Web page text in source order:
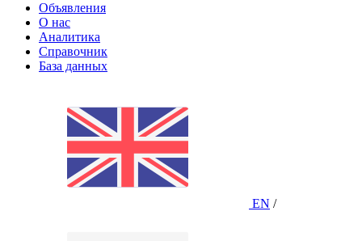
Объявления
О нас
Аналитика
Справочник
База данных
EN /